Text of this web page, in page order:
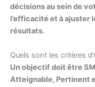
décisions au sein de
l’efficacité et à ajuster
résultats.
Quels sont les critères
Un objectif doit être
Atteignable, Pertinent